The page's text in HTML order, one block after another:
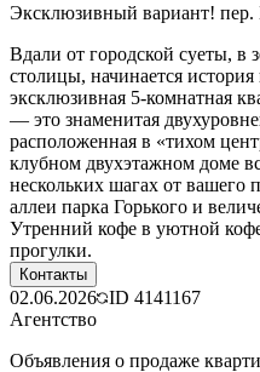
Эксклюзивный вариант! пер.
Вдали от городской суеты, в
столицы, начинается
эксклюзивная 5-комнатная
— это знаменитая
расположенная в «тихом
клубном двухэтажном доме
нескольких шагах от вашего
аллеи парка Горького и
Утренний кофе в уютной
прогулки.
Контакты
02.06.2026 ID 4141167
Агентство
Объявления о продаже